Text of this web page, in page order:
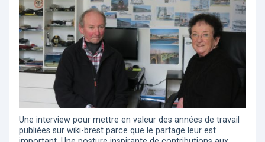
Une interview pour mettre en valeur des années de travail
publiées sur wiki-brest parce que le partage leur est